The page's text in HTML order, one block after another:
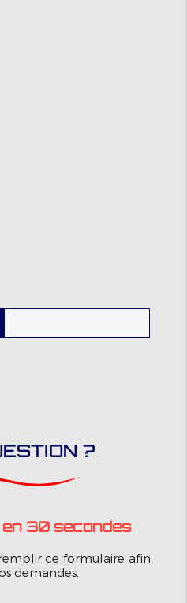
?
30 secondes
ce formulaire afin
demandes.